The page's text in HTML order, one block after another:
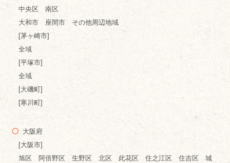
中央区 南区
大和市 座間市 その他周辺地域
[茅ヶ崎市]
全域
[平塚市]
全域
[大磯町]
[寒川町]
大阪府
[大阪市]
旭区 阿倍野区 生野区 北区 此花区 住之江区 住吉区 城